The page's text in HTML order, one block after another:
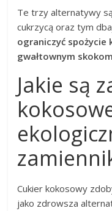
Te trzy alternatywy
cukrzycą oraz tym
ograniczyć spożycie
gwałtownym
Jakie są
Cukier kokosowy
jako zdrowsza